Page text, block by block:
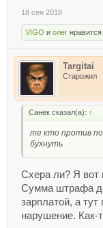
18 сен 2018
VIGO и олег нравится
Targitai
Старожил
Санек сказал(а): ↑
те кто против
бухнуть
Схера ли? Я вот
Сумма штрафа
зарплатой, а
нарушение. Как-